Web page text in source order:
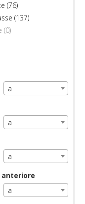
(76)
(137)
(0)
a
a
a
anteriore
a